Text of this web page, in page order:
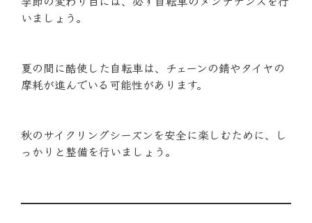
いましょう。
夏の間に酷使した自転車は、チェーンの錆やタイヤの
摩耗が進んでいる可能性があります。
秋のサイクリングシーズンを安全に楽しむために、し
っかりと整備を行いましょう。